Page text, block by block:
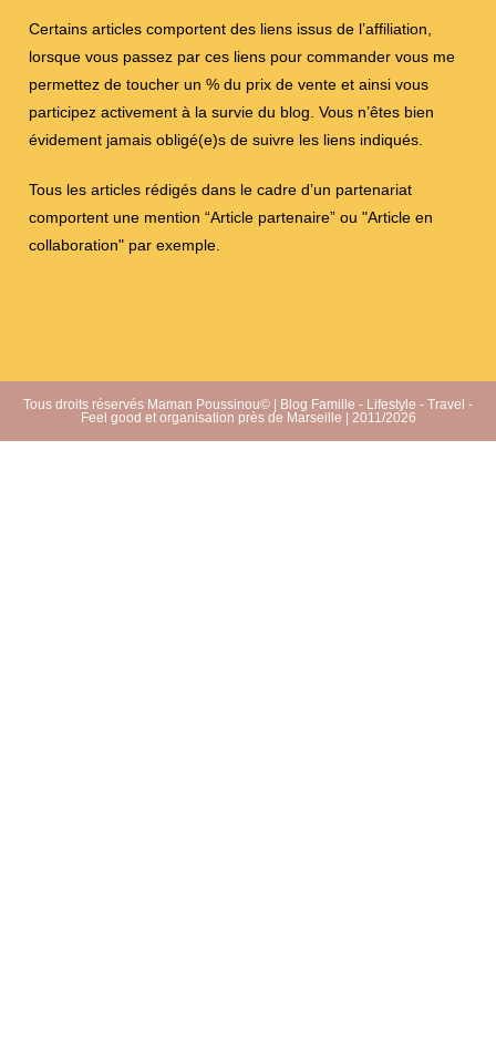
Certains articles comportent des liens issus de l’affiliation,
lorsque vous passez par ces liens pour commander vous me
permettez de toucher un % du prix de vente et ainsi vous
participez activement à la survie du blog. Vous n’êtes bien
évidement jamais obligé(e)s de suivre les liens indiqués.
Tous les articles rédigés dans le cadre d’un partenariat
comportent une mention “Article partenaire” ou "Article en
collaboration" par exemple.
Tous droits réservés Maman Poussinou© | Blog Famille - Lifestyle - Travel -
Feel good et organisation près de Marseille | 2011/2026